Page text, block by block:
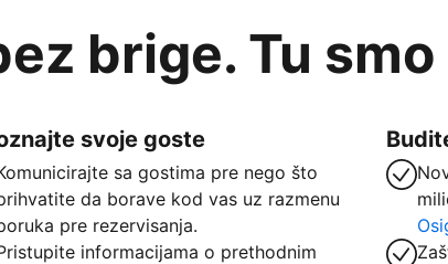
brige. Tu smo
svoje goste
sa gostima pre nego što
da borave kod vas uz razmenu
pre rezervisanja.
informacijama o prethodnim